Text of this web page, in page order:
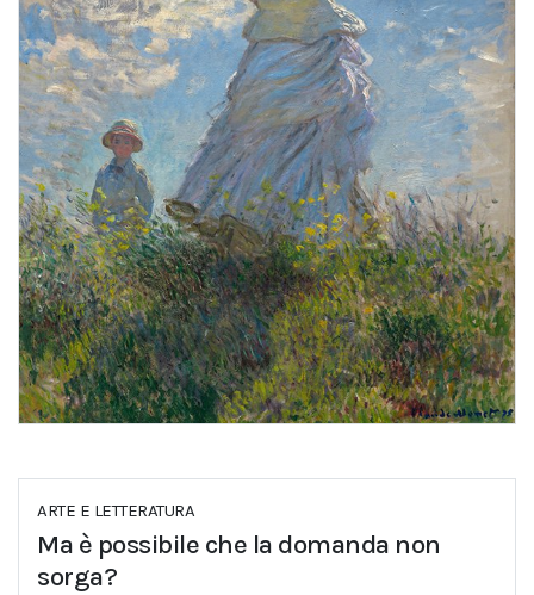
ARTE E LETTERATURA
Ma è possibile che la domanda non
sorga?